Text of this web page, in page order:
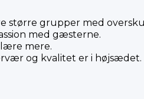
større grupper med
med gæsterne.
lære mere.
og kvalitet er i højsædet.